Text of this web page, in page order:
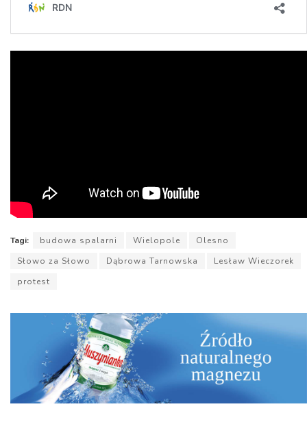
Tagi: budowa spalarni Wielopole
Olesno
Słowo za Słowo
Dąbrowa Tarnowska
Lesław Wieczorek
protest